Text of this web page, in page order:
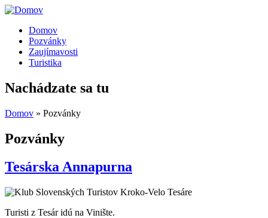
Domov
Pozvánky
Zaujímavosti
Turistika
Nachádzate sa tu
Domov » Pozvánky
Pozvánky
Tesárska Annapurna
Turisti z Tesár idú na Vinište.